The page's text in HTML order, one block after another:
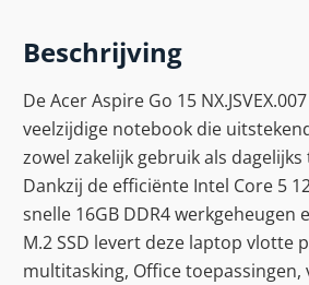
Beschrijving
De Acer Aspire Go 15
veelzijdige notebook die
zowel zakelijk gebruik als
Dankzij de efficiënte Intel Core 5
snelle 16GB DDR4 werkgeheugen
M.2 SSD levert deze laptop vlotte
multitasking, Office toepassingen,